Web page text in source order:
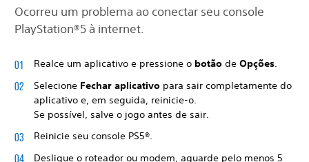
Ocorreu um problema ao conectar seu console
PlayStation®5 à internet.
Realce um aplicativo e pressione o botão de Opções.
Selecione Fechar aplicativo para sair completamente do
aplicativo e, em seguida, reinicie-o.
Se possível, salve o jogo antes de sair.
Reinicie seu console PS5®.
Desligue o roteador ou modem, aguarde pelo menos 5